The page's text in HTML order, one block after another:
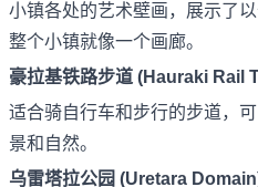
小镇各处的艺术壁画，展示了
整个小镇就像一个画廊。
豪拉基铁路步道 (Hauraki Rail
适合骑自行车和步行的步道，
景和自然。
乌雷塔拉公园 (Uretara